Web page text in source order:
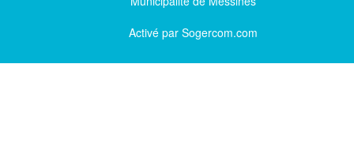
Activé par Sogercom.com